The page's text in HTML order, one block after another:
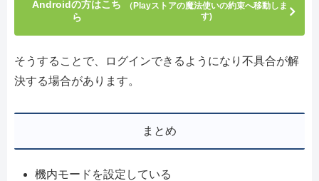
Androidの方はこち
ら
（Playストアの魔法使いの約束へ移動しま
す)
そうすることで、ログインできるようになり不具合が解
決する場合があります。
まとめ
機内モードを設定している